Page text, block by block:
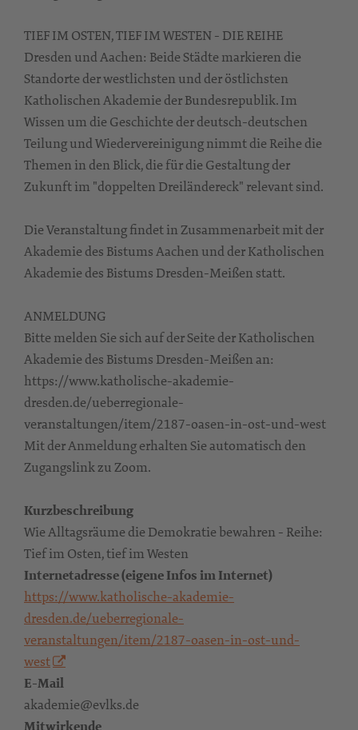
TIEF IM OSTEN, TIEF IM WESTEN - DIE REIHE
Dresden und Aachen: Beide Städte markieren die
Standorte der westlichsten und der östlichsten
Katholischen Akademie der Bundesrepublik. Im
Wissen um die Geschichte der deutsch-deutschen
Teilung und Wiedervereinigung nimmt die Reihe die
Themen in den Blick, die für die Gestaltung der
Zukunft im "doppelten Dreiländereck" relevant sind.
Die Veranstaltung findet in Zusammenarbeit mit der
Akademie des Bistums Aachen und der Katholischen
Akademie des Bistums Dresden-Meißen statt.
ANMELDUNG
Bitte melden Sie sich auf der Seite der Katholischen
Akademie des Bistums Dresden-Meißen an:
https://www.katholische-akademie-
dresden.de/ueberregionale-
veranstaltungen/item/2187-oasen-in-ost-und-west
Mit der Anmeldung erhalten Sie automatisch den
Zugangslink zu Zoom.
Kurzbeschreibung
Wie Alltagsräume die Demokratie bewahren - Reihe:
Tief im Osten, tief im Westen
Internetadresse (eigene Infos im Internet)
https://www.katholische-akademie-
dresden.de/ueberregionale-
veranstaltungen/item/2187-oasen-in-ost-und-
west
E-Mail
akademie@evlks.de
Mitwirkende